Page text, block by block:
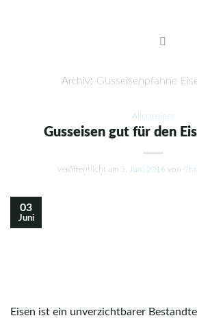
Archiv: Gusseisenpfanne
Allgemeines
Gusseisen gut für den
Veröffentlicht am 3. Juni 2016 von
03
Juni
Eisen ist ein unverzichtbarer